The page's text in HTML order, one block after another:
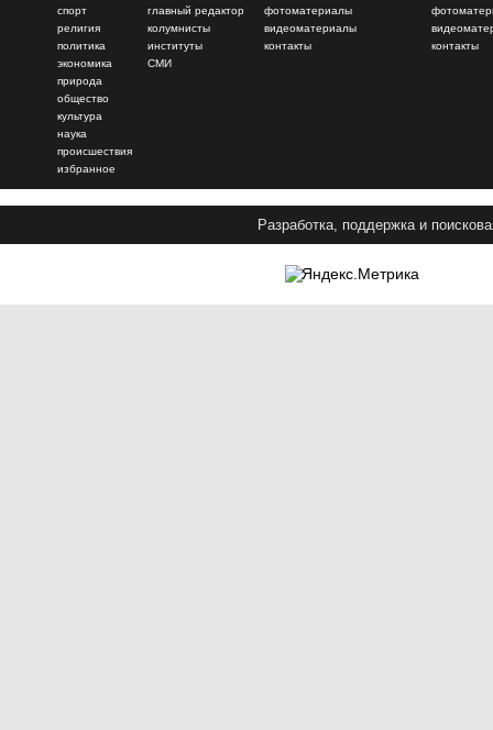
спорт
религия
политика
экономика
природа
общество
культура
наука
происшествия
избранное
главный редактор
колумнисты
институты
СМИ
фотоматериалы
видеоматериалы
контакты
контакты
Разработка, поддержка и